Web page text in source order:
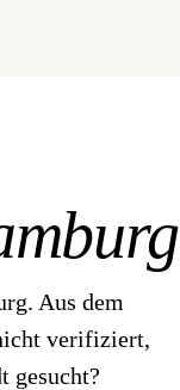
Aus dem
verifiziert,
gesucht?